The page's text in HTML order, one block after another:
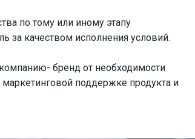
по тому или иному этапу
за качеством исполнения условий.
бренд от необходимости
поддержке продукта и